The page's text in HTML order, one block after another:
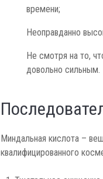
времени;
Неоправданно
Не смотря на то,
довольно сильным.
Миндальная кислота –
квалифицированного